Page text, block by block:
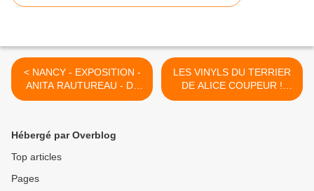
< NANCY - EXPOSITION -
ANITA RAUTUREAU - Du
1er Mai au 30 Juin 2015
LES VINYLS DU TERRIER
DE ALICE COUPEUR !
Samedi 13 Juin 2015 de
Hébergé par Overblog
Top articles
Pages